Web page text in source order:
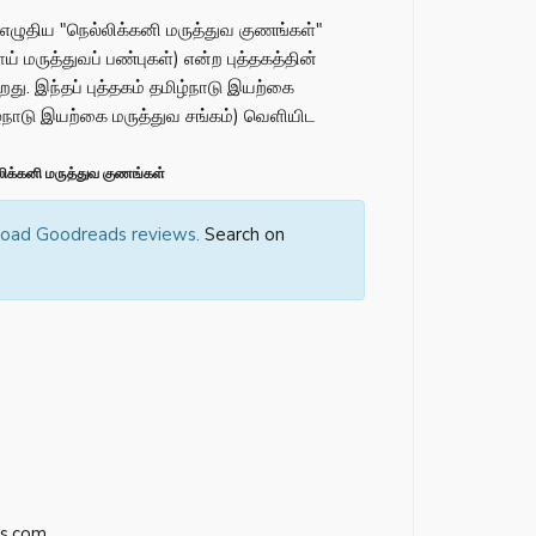
"நெல்லிக்கனி மருத்துவ குணங்கள்"
மருத்துவப் பண்புகள்) என்ற புத்தகத்தின்
இந்தப் புத்தகம் தமிழ்நாடு இயற்கை
இயற்கை மருத்துவ சங்கம்) வெளியிட
மருத்துவ குணங்கள்
Goodreads reviews. Search on